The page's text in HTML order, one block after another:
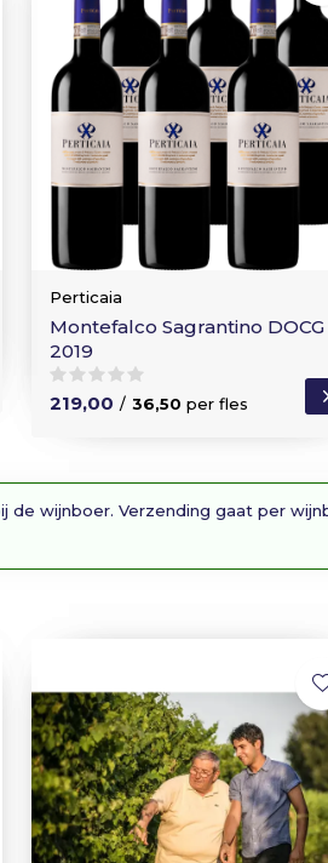
Perticaia
Montefalco Sagrantino DOCG
2019
219,00 / 36,50 per fles
wijnboer. Verzending gaat per